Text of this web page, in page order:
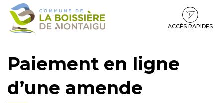
Gestion des traceurs
Aller
Aller
contenu
Aller
pied
ACCÈS RAPIDES
Paiement en ligne
d’une amende